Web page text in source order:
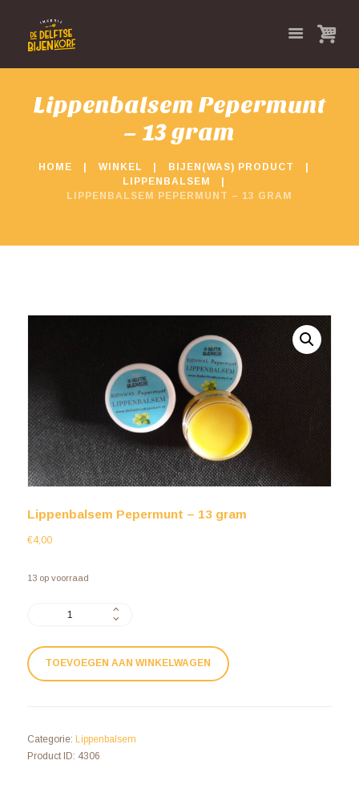
Lippenbalsem Pepermunt
– 13 gram
HOME WINKEL
BIJEN(WAS) PRODUCT
LIPPENBALSEM
LIPPENBALSEM PEPERMUNT – 13 GRAM
Lippenbalsem Pepermunt – 13 gram
€4,00
13 op voorraad
TOEVOEGEN AAN WINKELWAGEN
Categorie: Lippenbalsem
Product ID: 4306